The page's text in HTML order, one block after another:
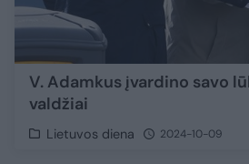
V. Adamkus įvardino savo
valdžiai
Lietuvos diena 2024-10-09